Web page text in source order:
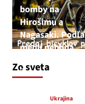
Zo sveta
bomby na
Hirošimu a
Nagasaki. Podľa
médií nehoda
6. augusta 2026
Ukrajina